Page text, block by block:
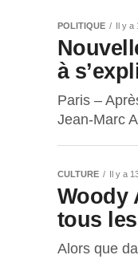
POLITIQUE Il y
à
Paris –
Jean-Marc
CULTURE Il y a
Woody
tous
Alors que